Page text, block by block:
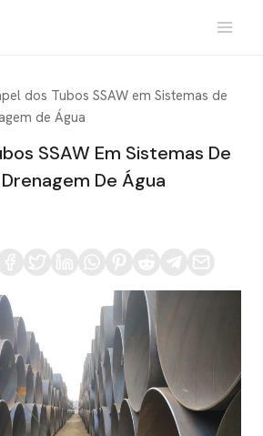
dos Tubos SSAW em Sistemas de
de Água
SSAW Em Sistemas De
De Água